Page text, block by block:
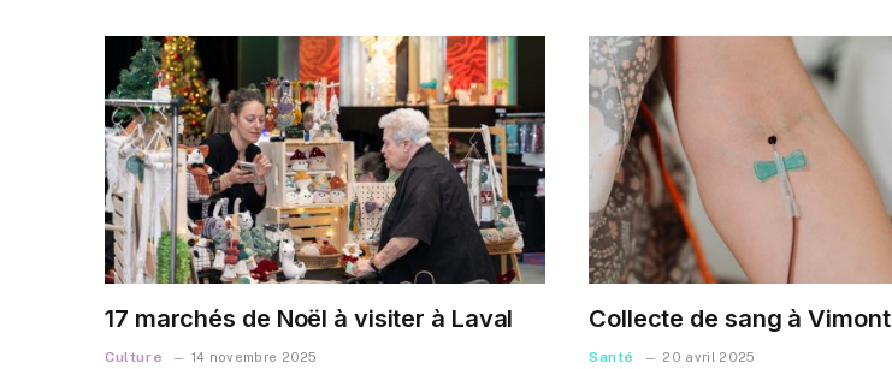
17 marchés de Noël à visiter à Laval
Culture 14 novembre 2025
Collecte de sang à Vimont
Santé 20 avril 2025